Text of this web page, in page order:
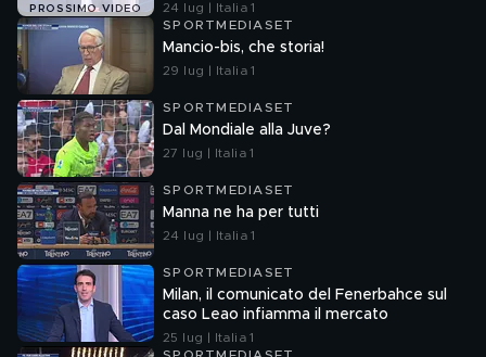
PROSSIMO VIDEO
24 lug | Italia 1
SPORTMEDIASET
Mancio-bis, che storia!
29 lug | Italia 1
SPORTMEDIASET
Dal Mondiale alla Juve?
27 lug | Italia 1
SPORTMEDIASET
Manna ne ha per tutti
24 lug | Italia 1
SPORTMEDIASET
Milan, il comunicato del Fenerbahce sul
caso Leao infiamma il mercato
25 lug | Italia 1